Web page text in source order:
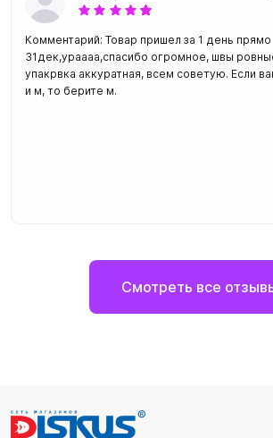
Комментарий: Товар пришел за 1 день прямо
31дек,ураааа,спасибо огромное, швы
упакрвка аккуратная, всем советую. Если
и м, то берите м.
Смотреть все